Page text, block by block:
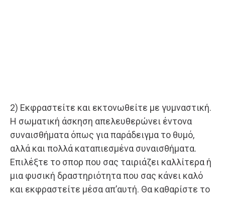
2) Εκφραστείτε και εκτονωθείτε με γυμναστική.
Η σωματική άσκηση απελευθερώνει έντονα
συναισθήματα όπως για παράδειγμα το θυμό,
αλλά και πολλά καταπιεσμένα συναισθήματα.
Επιλέξτε το σπορ που σας ταιριάζει καλλίτερα ή
μια φυσική δραστηριότητα που σας κάνει καλό
και εκφραστείτε μέσα απ’αυτή. Θα καθαρίστε το